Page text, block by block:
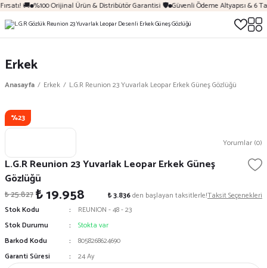
🚚 %100 Orijinal Ürün & Distribütör Garantisi 🛡️ Güvenli Ödeme Altyapısı & 6
Erkek
Anasayfa Erkek L.G.R Reunion 23 Yuvarlak Leopar Erkek Güneş Gözlüğü
%23
Yorumlar (0)
L.G.R Reunion 23 Yuvarlak Leopar Erkek Güneş
Gözlüğü
₺ 25.827₺ 19.958 ₺ 3.836den başlayan taksitlerle!Taksit Seçenekleri
Stok Kodu
REUNION - 48 - 23
Stok Durumu
Stokta var
Barkod Kodu
8058268624690
Garanti Süresi
24 Ay